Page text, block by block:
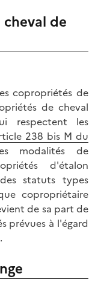
de
copropriétés de
de cheval
respectent les
238 bis M du
modalités de
d'étalon
statuts types
copropriétaire
de sa part de
prévues à l'égard